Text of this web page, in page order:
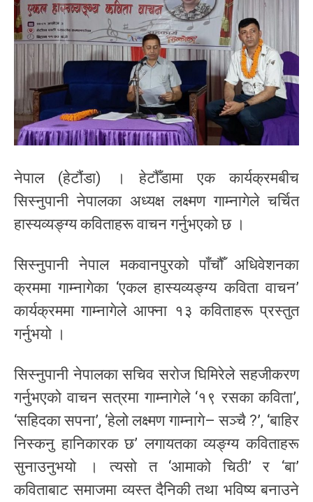
नेपाल (हेटौंडा) । हेटौँडामा एक कार्यक्रमबीच
सिस्नुपानी नेपालका अध्यक्ष लक्ष्मण गाम्नागेले चर्चित
हास्यव्यङ्ग्य कविताहरू वाचन गर्नुभएको छ ।
सिस्नुपानी नेपाल मकवानपुरको पाँचौँ अधिवेशनका
क्रममा गाम्नागेका ‘एकल हास्यव्यङ्ग्य कविता वाचन’
कार्यक्रममा गाम्नागेले आफ्ना १३ कविताहरू प्रस्तुत
गर्नुभयो ।
सिस्नुपानी नेपालका सचिव सरोज घिमिरेले सहजीकरण
गर्नुभएको वाचन सत्रमा गाम्नागेले ‘१९ रसका कविता’,
‘सहिदका सपना’, ‘हेलो लक्ष्मण गाम्नागे– सञ्चै ?’, ‘बाहिर
निस्कनु हानिकारक छ’ लगायतका व्यङ्ग्य कविताहरू
सुनाउनुभयो । त्यसो त ‘आमाको चिठी’ र ‘बा’
कविताबाट समाजमा व्यस्त दैनिकी तथा भविष्य बनाउने